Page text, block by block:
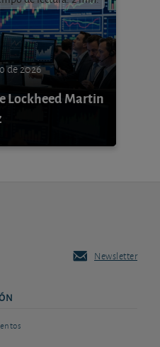
de 2026
Lockheed Martin
Newsletter